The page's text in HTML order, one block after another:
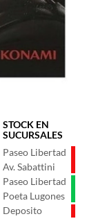
STOCK EN
SUCURSALES
Paseo Libertad
Av. Sabattini
Paseo Libertad
Poeta Lugones
Deposito